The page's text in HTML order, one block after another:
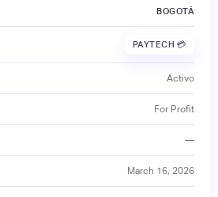
BOGOTÁ
PAYTECH 💳
Activo
For Profit
—
March 16, 2026